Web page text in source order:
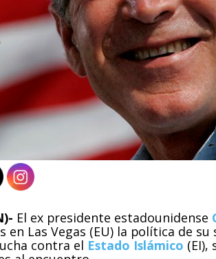
El ex presidente estadounidense
en Las Vegas (EU) la política de su
contra el Estado Islámico (EI),